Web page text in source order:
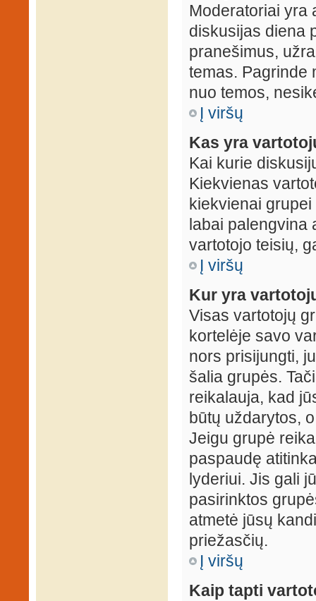
Moderatoriai yra
diskusijas diena
pranešimus,
temas. Pagrinde
nuo temos,
Į viršų
Kas yra
Kai kurie
Kiekvienas
kiekvienai
labai palengvina
vartotojo teisių,
Į viršų
Kur yra
Visas vartotojų
kortelėje savo
nors prisijungti,
šalia grupės.
reikalauja, kad
būtų uždarytos,
Jeigu grupė
paspaudę
lyderiui. Jis gali
pasirinktos
atmetė jūsų
priežasčių.
Į viršų
Kaip tapti